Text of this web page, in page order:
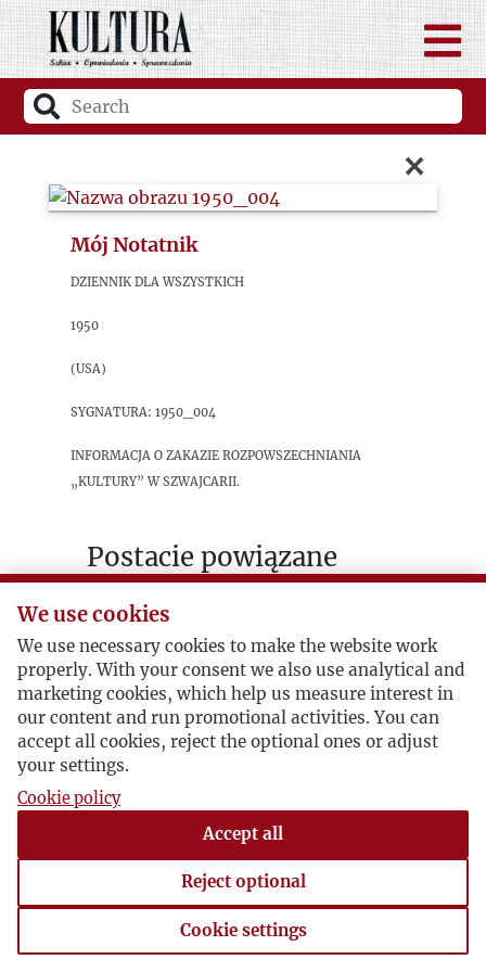
×
Mój Notatnik
Dziennik dla Wszystkich
1950
(USA)
sygnatura: 1950_004
Informacja o zakazie rozpowszechniania
„Kultury” w Szwajcarii.
Postacie powiązane
Autor publikacji:
We use cookies
We use necessary cookies to make the website work
properly. With your consent we also use analytical and
marketing cookies, which help us measure interest in
our content and run promotional activities. You can
accept all cookies, reject the optional ones or adjust
your settings.
Cookie policy
Accept all
Reject optional
Cookie settings
Cookie settings